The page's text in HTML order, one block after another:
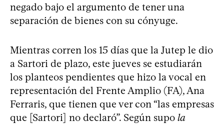
negado bajo el argumento de tener una
separación de bienes con su cónyuge.
Mientras corren los 15 días que la Jutep le dio
a Sartori de plazo, este jueves se estudiarán
los planteos pendientes que hizo la vocal en
representación del Frente Amplio (FA), Ana
Ferraris, que tienen que ver con “las empresas
que [Sartori] no declaró”. Según supo la